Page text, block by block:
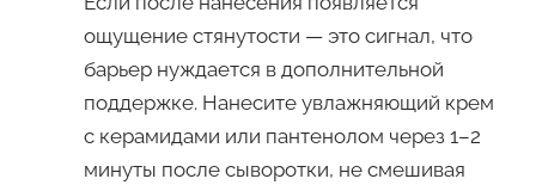
ощущение стянутости — это сигнал, что
барьер нуждается в дополнительной
поддержке. Нанесите увлажняющий крем
с керамидами или пантенолом через 1–2
минуты после сыворотки, не смешивая